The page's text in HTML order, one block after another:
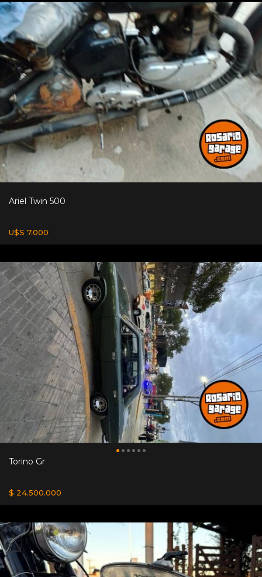
Ariel Twin 500
U$S 7.000
Torino Gr
$ 24.500.000